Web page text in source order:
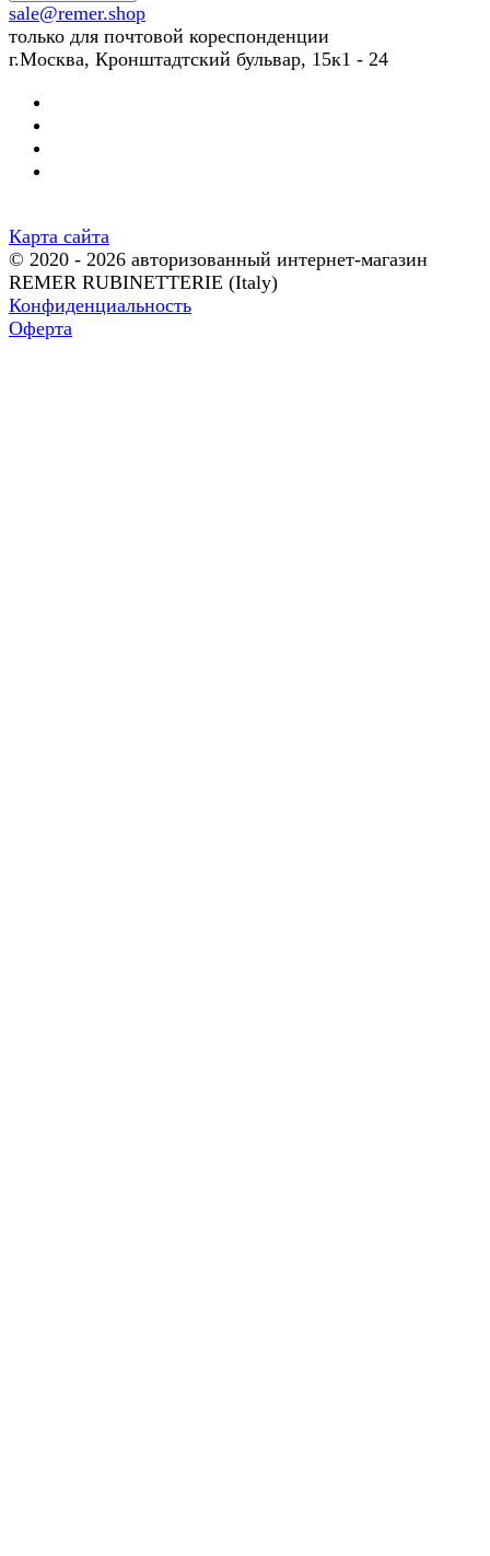
sale@remer.shop
только для почтовой кореспонденции
г.Москва, Кронштадтский бульвар, 15к1 - 24
Карта сайта
© 2020 - 2026 авторизованный интернет-магазин
REMER RUBINETTERIE (Italy)
Конфиденциальность
Оферта